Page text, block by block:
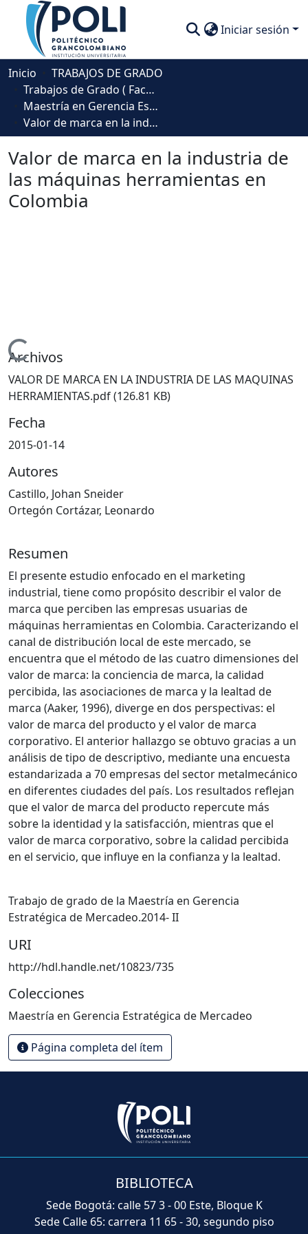
Iniciar sesión
Comunidades
Descubre
Estadísticas
Inicio
TRABAJOS DE GRADO
Trabajos de Grado ( Facultad de Sociedad, Cultura y Creatividad)
Maestría en Gerencia Estratégica de Mercadeo
Valor de marca en la industria de las máquinas herramientas en Colombia
Valor de marca en la industria de
las máquinas herramientas en
Colombia
Cargando...
Archivos
VALOR DE MARCA EN LA INDUSTRIA DE LAS MAQUINAS
HERRAMIENTAS.pdf(126.81 KB)
Fecha
2015-01-14
Autores
Castillo, Johan Sneider
Ortegón Cortázar, Leonardo
Resumen
El presente estudio enfocado en el marketing
industrial, tiene como propósito describir el valor de
marca que perciben las empresas usuarias de
máquinas herramientas en Colombia. Caracterizando el
canal de distribución local de este mercado, se
encuentra que el método de las cuatro dimensiones del
valor de marca: la conciencia de marca, la calidad
percibida, las asociaciones de marca y la lealtad de
marca (Aaker, 1996), diverge en dos perspectivas: el
valor de marca del producto y el valor de marca
corporativo. El anterior hallazgo se obtuvo gracias a un
análisis de tipo de descriptivo, mediante una encuesta
estandarizada a 70 empresas del sector metalmecánico
en diferentes ciudades del país. Los resultados reflejan
que el valor de marca del producto repercute más
sobre la identidad y la satisfacción, mientras que el
valor de marca corporativo, sobre la calidad percibida
en el servicio, que influye en la confianza y la lealtad.
Trabajo de grado de la Maestría en Gerencia
Estratégica de Mercadeo.2014- II
URI
http://hdl.handle.net/10823/735
Colecciones
Maestría en Gerencia Estratégica de Mercadeo
Página completa del ítem
BIBLIOTECA
Sede Bogotá: calle 57 3 - 00 Este, Bloque K
Sede Calle 65: carrera 11 65 - 30, segundo piso